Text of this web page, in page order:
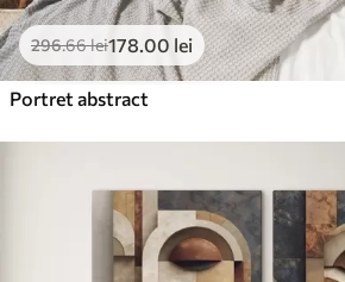
296.66lei178.00 lei
Portret abstract